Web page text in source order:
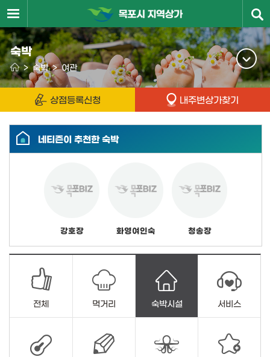
숙박
> 숙박 > 여관
상점등록신청 내주변상가찾기
네티즌이 추천한 숙박
강호장 화영여인숙 청송장
전체 먹거리 숙박시설 서비스